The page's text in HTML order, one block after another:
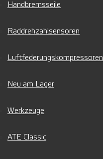
Handbremsseile
Raddrehzahlsensoren
Luftfederungskompressoren
Neu am Lager
Werkzeuge
ATE Classic